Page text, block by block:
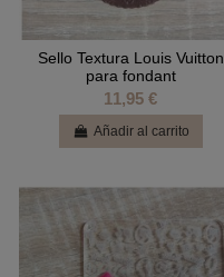
Sello Textura Louis Vuitton
para fondant
11,95 €
Añadir al carrito